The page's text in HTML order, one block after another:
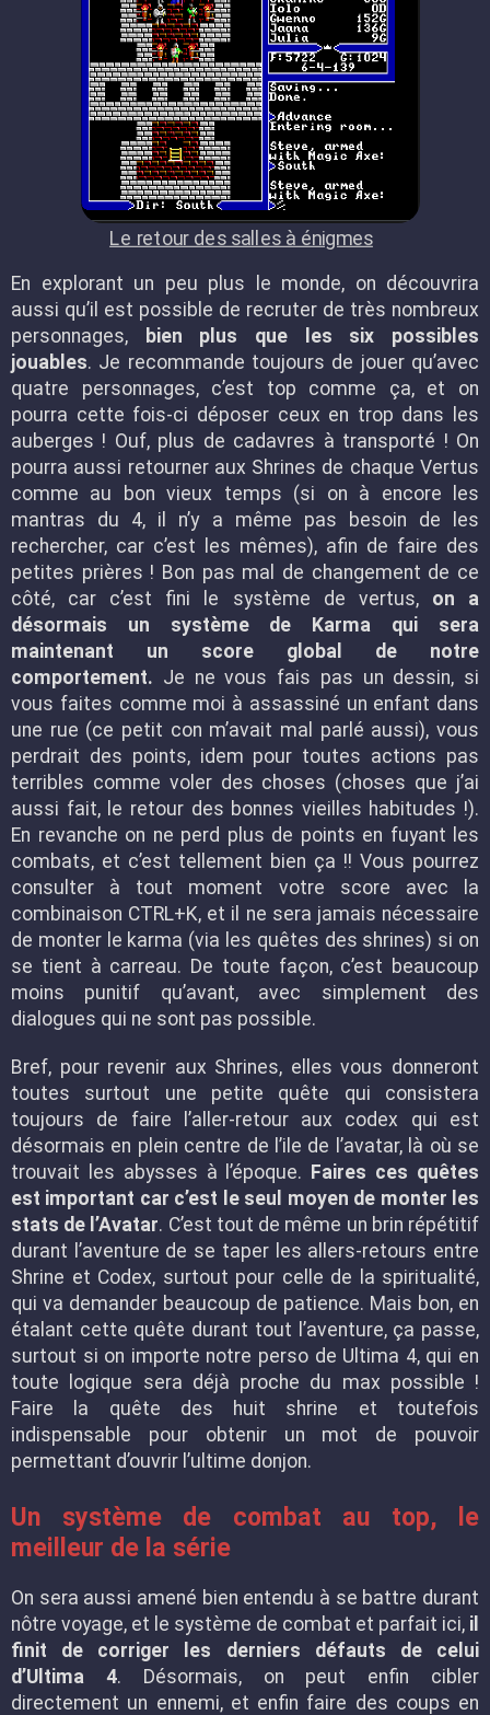
Le retour des salles à énigmes
En explorant un peu plus le monde, on découvrira
aussi qu’il est possible de recruter de très nombreux
personnages,
bien plus que les six possibles
jouables. Je recommande toujours de jouer qu’avec
quatre personnages, c’est top comme ça, et on
pourra cette fois-ci déposer ceux en trop dans les
auberges ! Ouf, plus de cadavres à transporté ! On
pourra aussi retourner aux Shrines de chaque Vertus
comme au bon vieux temps (si on à encore les
mantras du 4, il n’y a même pas besoin de les
rechercher, car c’est les mêmes), afin de faire des
petites prières ! Bon pas mal de changement de ce
côté, car c’est fini le système de vertus, on a
désormais un système de Karma qui sera
maintenant un score global de notre
comportement. Je ne vous fais pas un dessin, si
vous faites comme moi à assassiné un enfant dans
une rue (ce petit con m’avait mal parlé aussi), vous
perdrait des points, idem pour toutes actions pas
terribles comme voler des choses (choses que j’ai
aussi fait, le retour des bonnes vieilles habitudes !).
En revanche on ne perd plus de points en fuyant les
combats, et c’est tellement bien ça !! Vous pourrez
consulter à tout moment votre score avec la
combinaison CTRL+K, et il ne sera jamais nécessaire
de monter le karma (via les quêtes des shrines) si on
se tient à carreau. De toute façon, c’est beaucoup
moins punitif qu’avant, avec simplement des
dialogues qui ne sont pas possible.
Bref, pour revenir aux Shrines, elles vous donneront
toutes surtout une petite quête qui consistera
toujours de faire l’aller-retour aux codex qui est
désormais en plein centre de l’ile de l’avatar, là où se
trouvait les abysses à l’époque. Faires ces quêtes
est important car c’est le seul moyen de monter les
stats de l’Avatar. C’est tout de même un brin répétitif
durant l’aventure de se taper les allers-retours entre
Shrine et Codex, surtout pour celle de la spiritualité,
qui va demander beaucoup de patience. Mais bon, en
étalant cette quête durant tout l’aventure, ça passe,
surtout si on importe notre perso de Ultima 4, qui en
toute logique sera déjà proche du max possible !
Faire la quête des huit shrine et toutefois
indispensable pour obtenir un mot de pouvoir
permettant d’ouvrir l’ultime donjon.
Un système de combat au top, le
meilleur de la série
On sera aussi amené bien entendu à se battre durant
nôtre voyage, et le système de combat et parfait ici, il
finit de corriger les derniers défauts de celui
d’Ultima 4. Désormais, on peut enfin cibler
directement un ennemi, et enfin faire des coups en